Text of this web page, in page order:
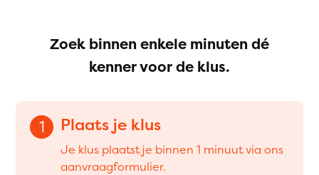
Zoek binnen enkele minuten dé
kenner voor de klus.
1 Plaats je klus
Je klus plaatst je binnen 1 minuut via ons
aanvraagformulier.